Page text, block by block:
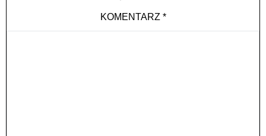
KOMENTARZ *